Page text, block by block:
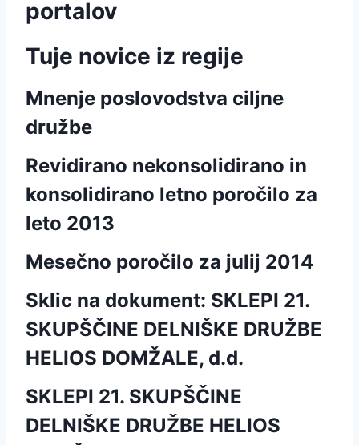
portalov
Tuje novice iz regije
Mnenje poslovodstva ciljne
družbe
Revidirano nekonsolidirano in
konsolidirano letno poročilo za
leto 2013
Mesečno poročilo za julij 2014
Sklic na dokument: SKLEPI 21.
SKUPŠČINE DELNIŠKE DRUŽBE
HELIOS DOMŽALE, d.d.
SKLEPI 21. SKUPŠČINE
DELNIŠKE DRUŽBE HELIOS